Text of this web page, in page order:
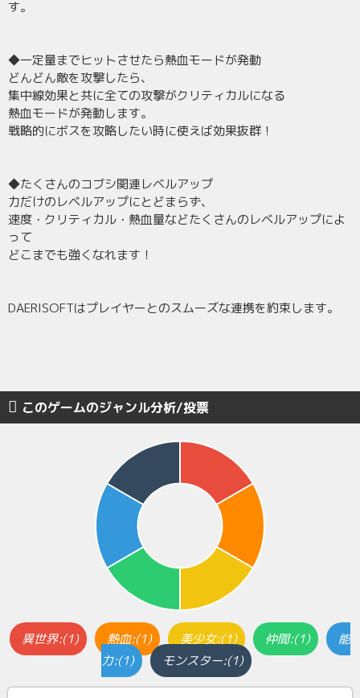
す。
◆一定量までヒットさせたら熱血モードが発動
どんどん敵を攻撃したら、
集中線効果と共に全ての攻撃がクリティカルになる
熱血モードが発動します。
戦略的にボスを攻略したい時に使えば効果抜群！
◆たくさんのコブシ関連レベルアップ
力だけのレベルアップにとどまらず、
速度・クリティカル・熱血量などたくさんのレベルアップによ
って
どこまでも強くなれます！
DAERISOFTはプレイヤーとのスムーズな連携を約束します。
このゲームのジャンル分析/投票
異世界:(1) 熱血:(1) 美少女:(1) 仲間:(1)
能
力:(1)
モンスター:(1)